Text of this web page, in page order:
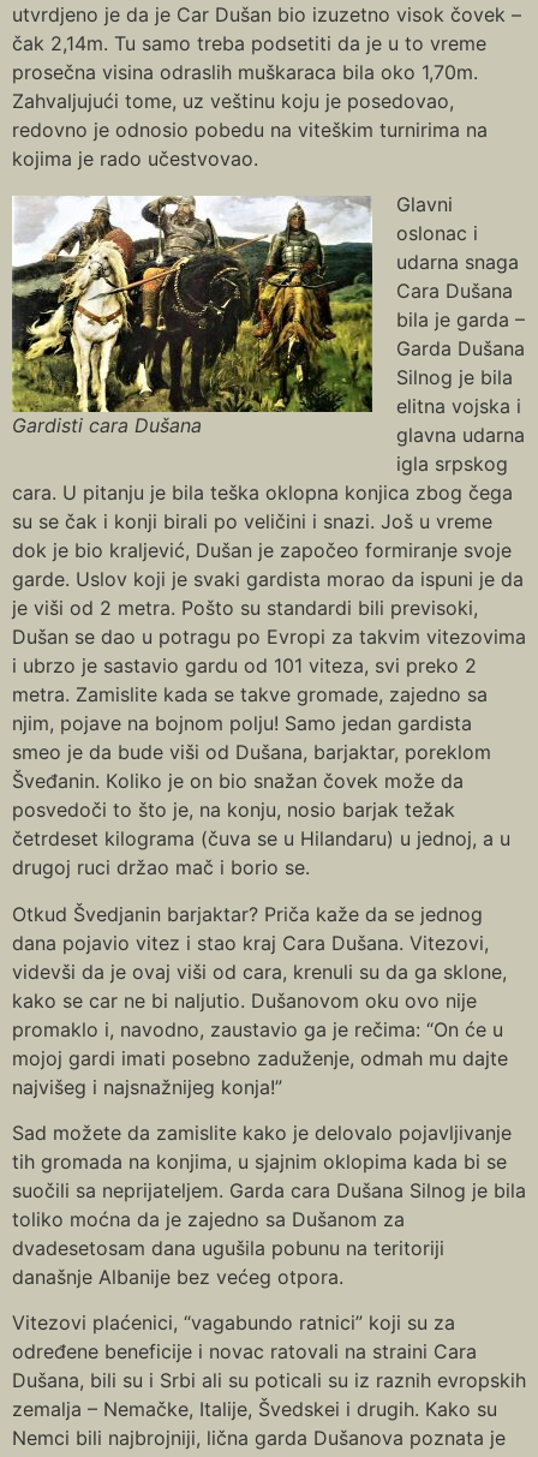
utvrdjeno je da je Car Dušan bio izuzetno visok čovek –
čak 2,14m. Tu samo treba podsetiti da je u to vreme
prosečna visina odraslih muškaraca bila oko 1,70m.
Zahvaljujući tome, uz veštinu koju je posedovao,
redovno je odnosio pobedu na viteškim turnirima na
kojima je rado učestvovao.
Gardisti cara Dušana
Glavni
oslonac i
udarna snaga
Cara Dušana
bila je garda –
Garda Dušana
Silnog je bila
elitna vojska i
glavna udarna
igla srpskog
cara. U pitanju je bila teška oklopna konjica zbog čega
su se čak i konji birali po veličini i snazi. Još u vreme
dok je bio kraljević, Dušan je započeo formiranje svoje
garde. Uslov koji je svaki gardista morao da ispuni je da
je viši od 2 metra. Pošto su standardi bili previsoki,
Dušan se dao u potragu po Evropi za takvim vitezovima
i ubrzo je sastavio gardu od 101 viteza, svi preko 2
metra. Zamislite kada se takve gromade, zajedno sa
njim, pojave na bojnom polju! Samo jedan gardista
smeo je da bude viši od Dušana, barjaktar, poreklom
Šveđanin. Кoliko je on bio snažan čovek može da
posvedoči to što je, na konju, nosio barjak težak
četrdeset kilograma (čuva se u Hilandaru) u jednoj, a u
drugoj ruci držao mač i borio se.
Otkud Švedjanin barjaktar? Priča kaže da se jednog
dana pojavio vitez i stao kraj Cara Dušana. Vitezovi,
videvši da je ovaj viši od cara, krenuli su da ga sklone,
kako se car ne bi naljutio. Dušanovom oku ovo nije
promaklo i, navodno, zaustavio ga je rečima: “On će u
mojoj gardi imati posebno zaduženje, odmah mu dajte
najvišeg i najsnažnijeg konja!”
Sad možete da zamislite kako je delovalo pojavljivanje
tih gromada na konjima, u sjajnim oklopima kada bi se
suočili sa neprijateljem. Garda cara Dušana Silnog je bila
toliko moćna da je zajedno sa Dušanom za
dvadesetosam dana ugušila pobunu na teritoriji
današnje Albanije bez većeg otpora.
Vitezovi plaćenici, “vagabundo ratnici” koji su za
određene beneficije i novac ratovali na straini Cara
Dušana, bili su i Srbi ali su poticali su iz raznih evropskih
zemalja – Nemačke, Italije, Švedskei i drugih. Кako su
Nemci bili najbrojniji, lična garda Dušanova poznata je